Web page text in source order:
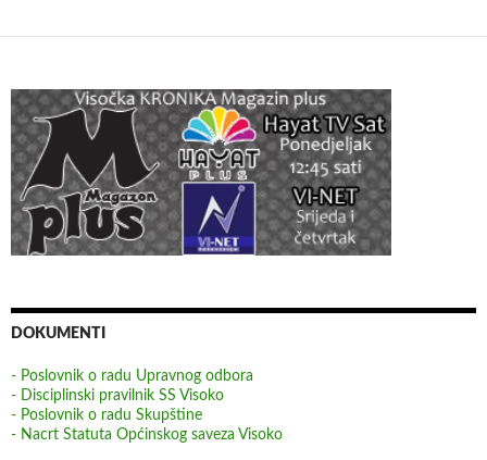
DOKUMENTI
- Poslovnik o radu Upravnog odbora
- Disciplinski pravilnik SS Visoko
- Poslovnik o radu Skupštine
- Nacrt Statuta Općinskog saveza Visoko